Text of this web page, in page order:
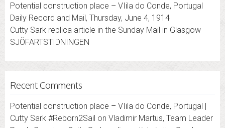
Potential construction place – VIila do Conde, Portugal
Daily Record and Mail, Thursday, June 4, 1914
Cutty Sark replica article in the Sunday Mail in Glasgow
SJÖFARTSTIDNINGEN
Recent Comments
Potential construction place – VIila do Conde, Portugal |
Cutty Sark #Reborn2Sail on Vladimir Martus, Team Leader